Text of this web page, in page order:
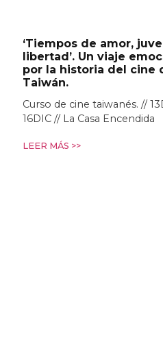
‘Tiempos de amor,
libertad’. Un viaje
por la historia del cine
Taiwán.
Curso de cine taiwanés. //
16DIC // La Casa Encendida
LEER MÁS >>